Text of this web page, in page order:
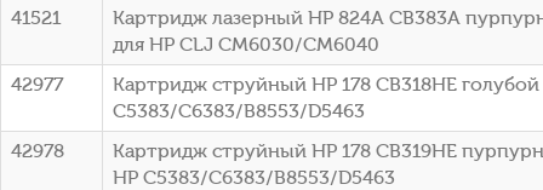
41521
Картридж лазерный HP 824A CB383A
для HP CLJ CM6030/CM6040
42977
Картридж струйный HP 178 CB318HE голубой
C5383/C6383/B8553/D5463
42978
Картридж струйный HP 178 CB319HE
HP C5383/C6383/B8553/D5463